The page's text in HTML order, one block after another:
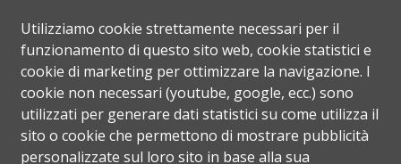
Utilizziamo cookie strettamente necessari per il
funzionamento di questo sito web, cookie statistici e
cookie di marketing per ottimizzare la navigazione. I
cookie non necessari (youtube, google, ecc.) sono
utilizzati per generare dati statistici su come utilizza il
sito o cookie che permettono di mostrare pubblicità
personalizzate sul loro sito in base alla sua